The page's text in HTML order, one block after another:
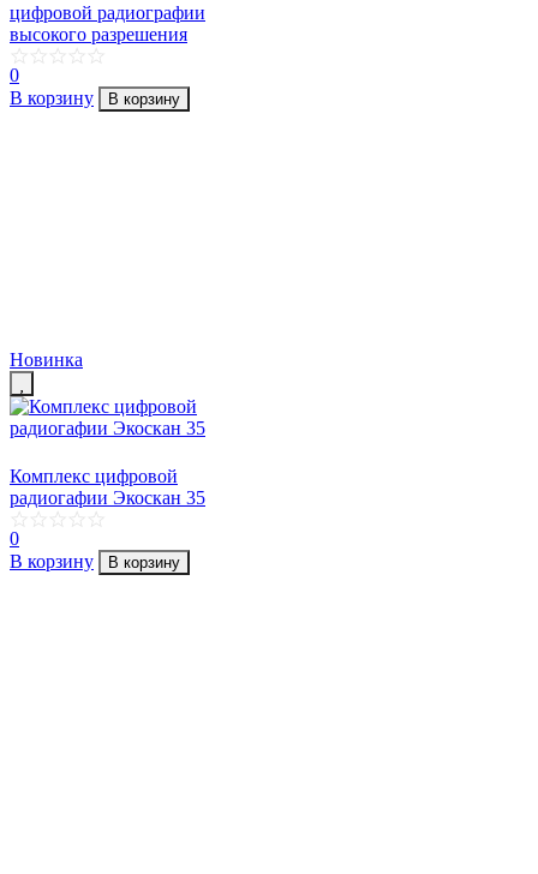
цифровой радиографии
высокого разрешения
0
В корзину
В корзину
Новинка
Комплекс цифровой
радиогафии Экоскан 35
0
В корзину
В корзину